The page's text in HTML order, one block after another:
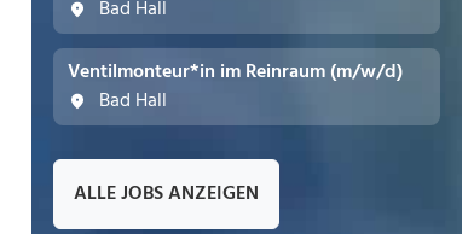
Bad Hall
Ventilmonteur*in im Reinraum (m/w/d)
Bad Hall
ALLE JOBS ANZEIGEN